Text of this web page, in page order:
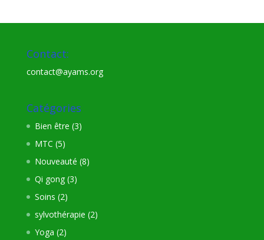
Contact:
contact@ayams.org
Catégories
Bien être (3)
MTC (5)
Nouveauté (8)
Qi gong(3)
Soins (2)
sylvothérapie (2)
Yoga (2)